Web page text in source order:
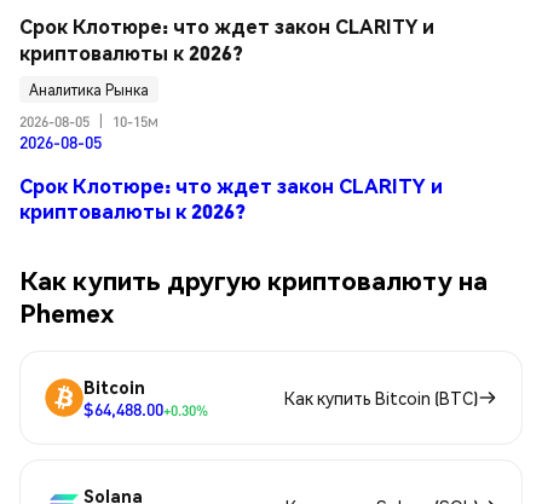
Срок Клотюре: что ждет закон CLARITY и
криптовалюты к 2026?
Аналитика Рынка
2026-08-05
10-15м
2026-08-05
Срок Клотюре: что ждет закон CLARITY и
криптовалюты к 2026?
Как купить другую криптовалюту на
Phemex
Bitcoin
$64,488.00+0.30%
Как купить Bitcoin (BTC)
Solana